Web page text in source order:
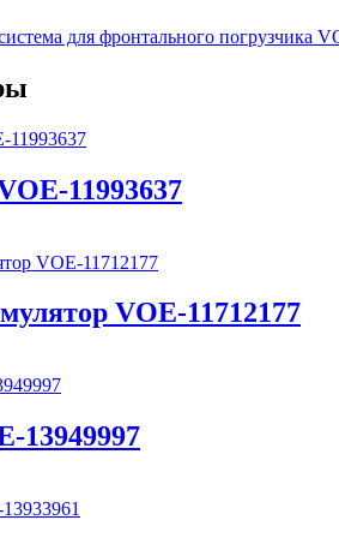
для фронтального погрузчика
11993637
VOE-11712177
13949997